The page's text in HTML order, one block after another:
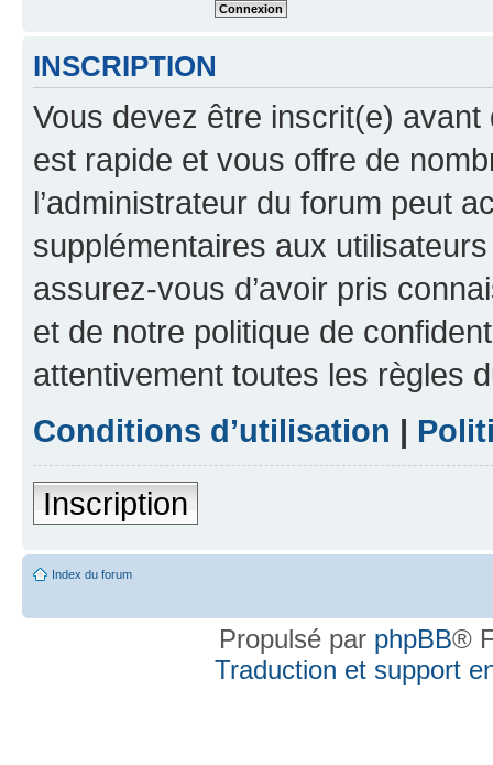
INSCRIPTION
Vous devez être inscrit(e) avant
est rapide et vous offre de
l’administrateur du forum peut
supplémentaires aux
assurez-vous d’avoir pris
et de notre politique de
attentivement toutes les règles
Conditions d’utilisation |
Inscription
Index du forum
Propulsé par phpBB®
Traduction et support